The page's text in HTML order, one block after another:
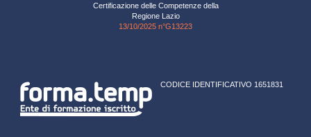
Certificazione delle Competenze della
Regione Lazio
13/10/2025 n°G13223
CODICE IDENTIFICATIVO 1651831